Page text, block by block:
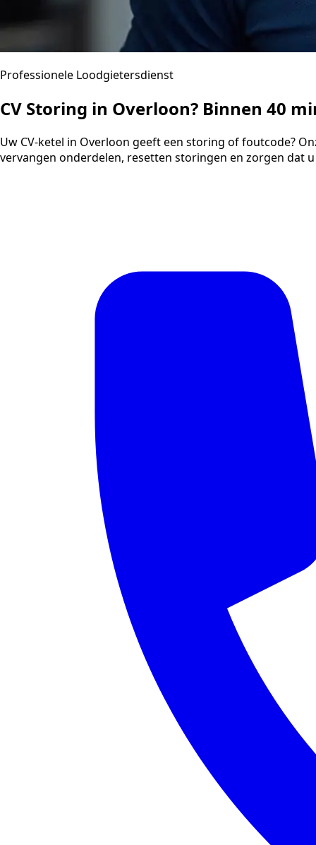
Professionele Loodgietersdienst
CV Storing in Overloon? Binnen 40
Uw CV-ketel in Overloon geeft een storing of foutcode?
vervangen onderdelen, resetten storingen en zorgen dat